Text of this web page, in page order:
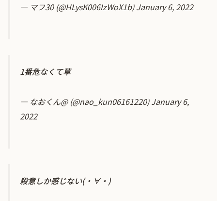
— マフ30 (@HLysK006IzWoX1b)January 6, 2022
1番危なくて草
— なおくん@ (@nao_kun06161220)January 6,
2022
殺意しか感じない(・∀・)